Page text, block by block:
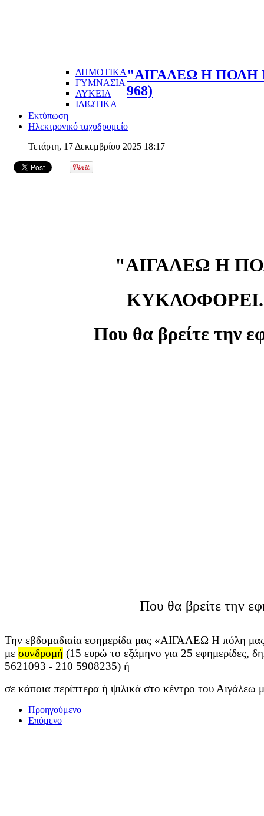
ΔΗΜΟΤΙΚΑ
ΓΥΜΝΑΣΙΑ
ΛΥΚΕΙΑ
ΙΔΙΩΤΙΚΑ
"ΑΙΓΑΛΕΩ Η
968)
Εκτύπωση
Ηλεκτρονικό ταχυδρομείο
Τετάρτη, 17 Δεκεμβρίου 2025 18:17
"ΑΙΓΑΛΕΩ Η
Που θα βρείτε την
Που θα βρείτε την
Την εβδομαδιαία εφημερίδα μας «ΑΙΓΑΛΕΩ Η πόλη
με συνδρομή (15 ευρώ το εξάμηνο για 25 εφημερίδες,
5621093 - 210 5908235) ή
σε κάποια περίπτερα ή ψιλικά στο κέντρο του Αιγάλεω
Προηγούμενο
Επόμενο